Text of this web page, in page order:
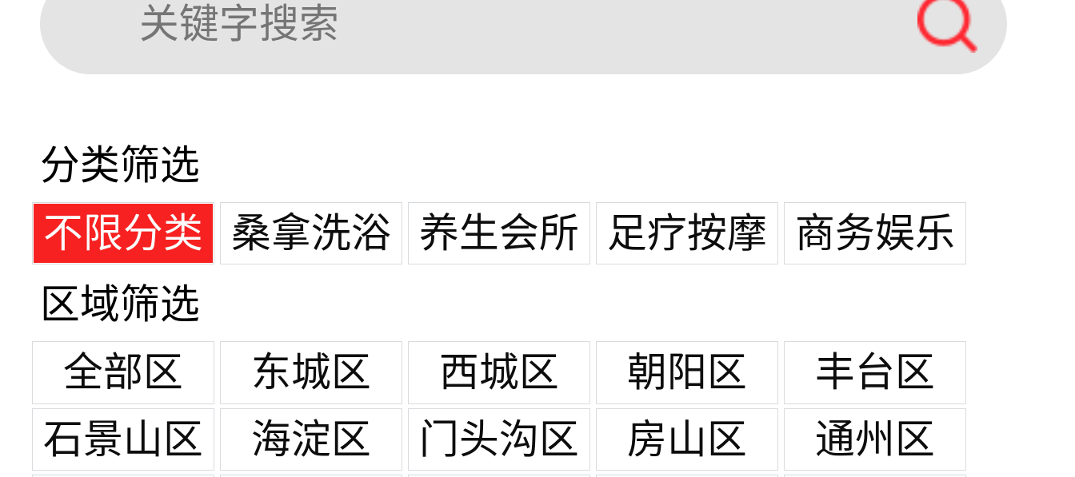
分类筛选
不限分类
桑拿洗浴 养生会所 足疗按摩
商务娱乐
区域筛选
全部区
东城区 西城区 朝阳区
丰台区
石景山区
海淀区 门头沟区 房山区
通州区